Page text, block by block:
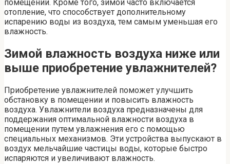
помещении. Кроме того, зимой часто включается
отопление, что способствует дополнительному
испарению воды из воздуха, тем самым уменьшая его
влажность.
Зимой влажность воздуха ниже или
выше приобретение увлажнителей?
Приобретение увлажнителей поможет улучшить
обстановку в помещении и повысить влажность
воздуха. Увлажнители воздуха предназначены для
поддержания оптимальной влажности воздуха в
помещении путем увлажнения его с помощью
специальных механизмов. Эти устройства выпускают в
воздух мельчайшие частицы воды, которые быстро
испаряются и увеличивают влажность.